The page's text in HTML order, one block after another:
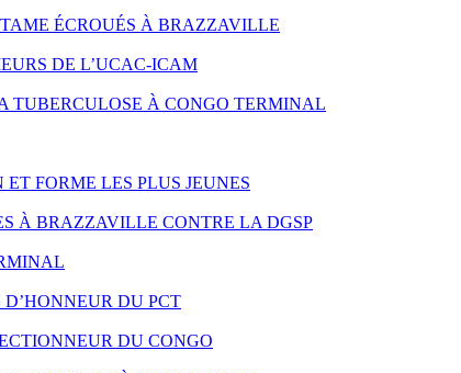
ÉCROUÉS À BRAZZAVILLE
DE L’UCAC-ICAM
TUBERCULOSE À CONGO TERMINAL
FORME LES PLUS JEUNES
À BRAZZAVILLE CONTRE LA DGSP
DU PCT
DU CONGO